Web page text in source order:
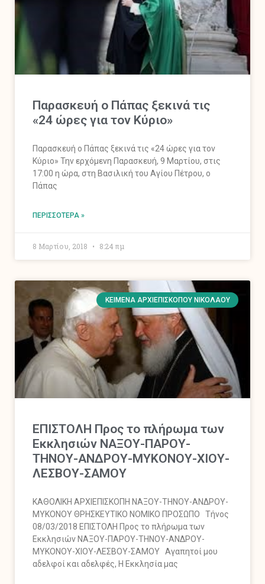
Παρασκευή ο Πάπας ξεκινά τις
«24 ώρες για τον Κύριο»
Παρασκευή ο Πάπας ξεκινά τις «24 ώρες για τον
Κύριο» Την ερχόμενη Παρασκευή, 9 Μαρτίου, στις
17:00 η ώρα, στη Βασιλική του Αγίου Πέτρου, ο
Πάπας
ΠΕΡΙΣΣΌΤΕΡΑ »
8 Μαρτίου, 2018 8:24 πμ
ΚΕΊΜΕΝΑ ΑΡΧΙΕΠΙΣΚΌΠΟΥ ΝΙΚΟΛΆΟΥ
ΕΠΙΣΤΟΛΗ Προς το πλήρωμα των
Εκκλησιών ΝΑΞΟΥ-ΠΑΡΟΥ-
ΤΗΝΟΥ-ΑΝΔΡΟΥ-ΜΥΚΟΝΟΥ-ΧΙΟΥ-
ΛΕΣΒΟΥ-ΣΑΜΟΥ
ΚΑΘΟΛΙΚΗ ΑΡΧΙΕΠΙΣΚΟΠΗ ΝΑΞΟΥ-ΤΗΝΟΥ-ΑΝΔΡΟΥ-
ΜΥΚΟΝΟΥ ΘΡΗΣΚΕΥΤΙΚΟ ΝΟΜΙΚΟ ΠΡΟΣΩΠΟ Τήνος
08/03/2018 ΕΠΙΣΤΟΛΗ Προς το πλήρωμα των
Εκκλησιών ΝΑΞΟΥ-ΠΑΡΟΥ-ΤΗΝΟΥ-ΑΝΔΡΟΥ-
ΜΥΚΟΝΟΥ-ΧΙΟΥ-ΛΕΣΒΟΥ-ΣΑΜΟΥ Αγαπητοί μου
αδελφοί και αδελφές, Η Εκκλησία μας